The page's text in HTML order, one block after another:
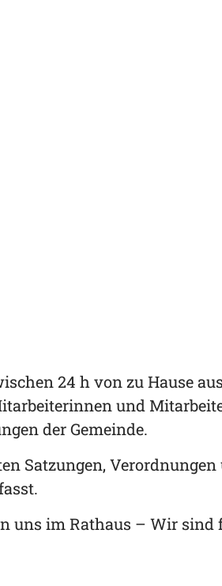
24 h von zu Hause
und
der Gemeinde.
Satzungen,
uns im Rathaus – Wir sind